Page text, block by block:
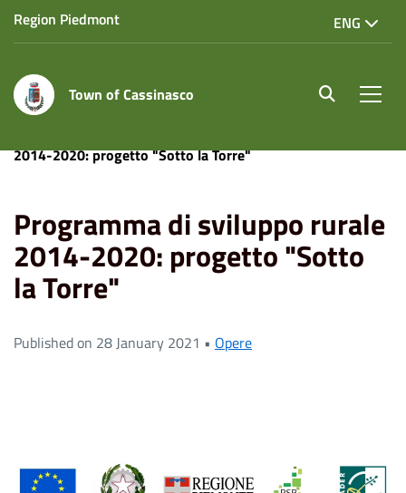
Region Piedmont ENG
Town of Cassinasco site.searc
2014-2020: progetto "Sotto la Torre"
Programma di sviluppo rurale
2014-2020: progetto "Sotto
la Torre"
Published on 28 January 2021 • Opere